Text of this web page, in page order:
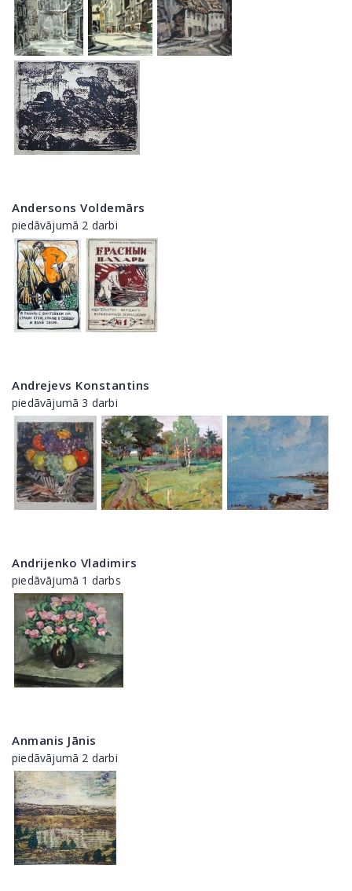
Andersons Voldemārs
piedāvājumā 2 darbi
Andrejevs Konstantins
piedāvājumā 3 darbi
Andrijenko Vladimirs
piedāvājumā 1 darbs
Anmanis Jānis
piedāvājumā 2 darbi